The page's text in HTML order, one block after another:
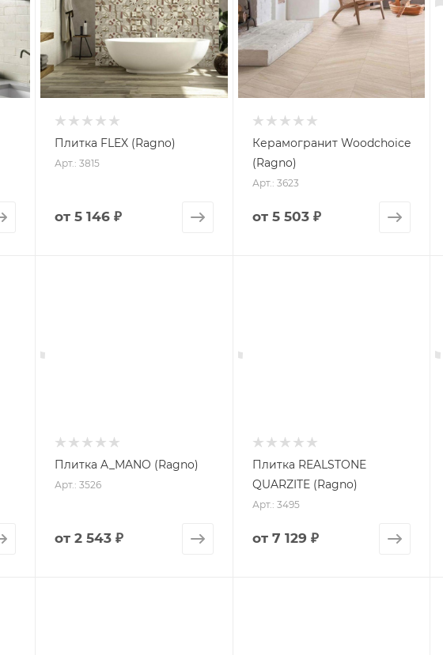
Плитка FLEX (Ragno)
Арт.: 3815
от 5 146 ₽
Керамогранит Woodchoice
(Ragno)
Арт.: 3623
от 5 503 ₽
Плитка A_MANO (Ragno)
Арт.: 3526
от 2 543 ₽
Плитка REALSTONE
QUARZITE (Ragno)
Арт.: 3495
от 7 129 ₽